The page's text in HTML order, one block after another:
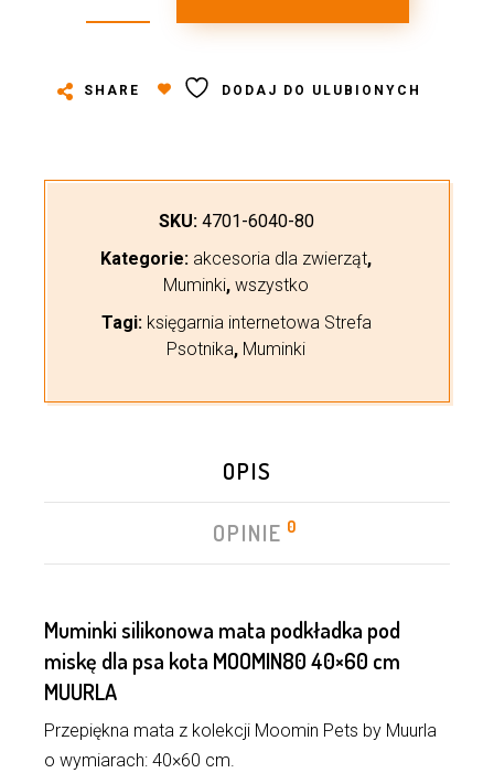
SHARE DODAJ DO ULUBIONYCH
SKU: 4701-6040-80
Kategorie: akcesoria dla zwierząt,
Muminki, wszystko
Tagi: księgarnia internetowa Strefa
Psotnika, Muminki
OPIS
OPINIE 0
Muminki silikonowa mata podkładka pod
miskę dla psa kota MOOMIN80 40×60 cm
MUURLA
Przepiękna mata z kolekcji Moomin Pets by Muurla
o wymiarach: 40×60 cm.